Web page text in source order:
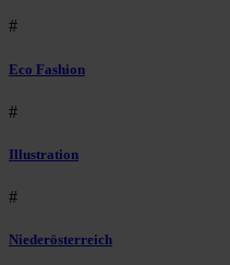
#
Eco Fashion
#
Illustration
#
Niederösterreich